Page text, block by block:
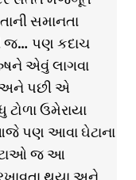
સમાનતા
જ… પણ કદાચ
એવું લાગવા
અને પછી એ
ઉમેરાયા
પણ આવા ઘેટાના
જ આ